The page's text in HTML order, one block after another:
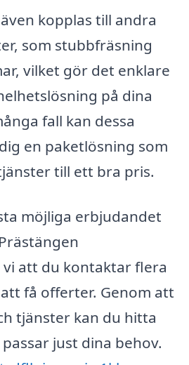
kopplas till andra
som stubbfräsning
vilket gör det enklare
på dina
fall kan dessa
en paketlösning som
till ett bra pris.
möjliga erbjudandet
att du kontaktar flera
få offerter. Genom att
tjänster kan du hitta
just dina behov.